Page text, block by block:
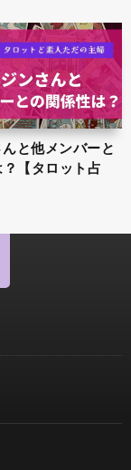
と他メンバーと
【タロット占